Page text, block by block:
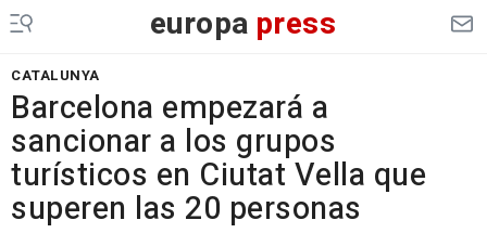
europa press
CATALUNYA
Barcelona empezará a
sancionar a los grupos
turísticos en Ciutat Vella que
superen las 20 personas